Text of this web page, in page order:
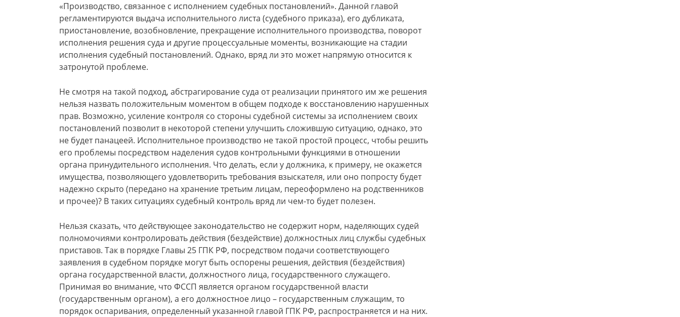
«Производство, связанное с исполнением судебных постановлений». Данной главой
регламентируются выдача исполнительного листа (судебного приказа), его дубликата,
приостановление, возобновление, прекращение исполнительного производства, поворот
исполнения решения суда и другие процессуальные моменты, возникающие на стадии
исполнения судебный постановлений. Однако, вряд ли это может напрямую относится к
затронутой проблеме.
Не смотря на такой подход, абстрагирование суда от реализации принятого им же решения
нельзя назвать положительным моментом в общем подходе к восстановлению нарушенных
прав. Возможно, усиление контроля со стороны судебной системы за исполнением своих
постановлений позволит в некоторой степени улучшить сложившую ситуацию, однако, это
не будет панацеей. Исполнительное производство не такой простой процесс, чтобы решить
его проблемы посредством наделения судов контрольными функциями в отношении
органа принудительного исполнения. Что делать, если у должника, к примеру, не окажется
имущества, позволяющего удовлетворить требования взыскателя, или оно попросту будет
надежно скрыто (передано на хранение третьим лицам, переоформлено на родственников
и прочее)? В таких ситуациях судебный контроль вряд ли чем-то будет полезен.
Нельзя сказать, что действующее законодательство не содержит норм, наделяющих судей
полномочиями контролировать действия (бездействие) должностных лиц службы судебных
приставов. Так в порядке Главы 25 ГПК РФ, посредством подачи соответствующего
заявления в судебном порядке могут быть оспорены решения, действия (бездействия)
органа государственной власти, должностного лица, государственного служащего.
Принимая во внимание, что ФССП является органом государственной власти
(государственным органом), а его должностное лицо – государственным служащим, то
порядок оспаривания, определенный указанной главой ГПК РФ, распространяется и на них.